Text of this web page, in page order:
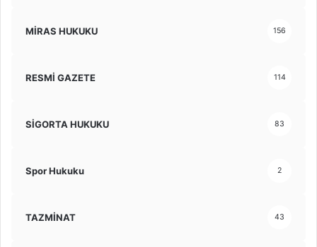
MİRAS HUKUKU 156
RESMİ GAZETE 114
SİGORTA HUKUKU 83
Spor Hukuku 2
TAZMİNAT 43